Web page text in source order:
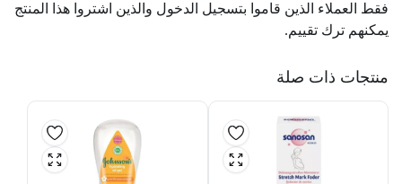
فقط العملاء الذين قاموا بتسجيل الدخول والذين اشتروا هذا المنتج
يمكنهم ترك تقييم.
منتجات ذات صلة